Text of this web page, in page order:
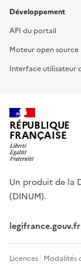
Développement
API du portail
Moteur open source
Interface utilisateur
RÉPUBLIQUE
FRANÇAISE
Un produit de la
(DINUM).
legifrance.gouv.fr
Licences Modalités